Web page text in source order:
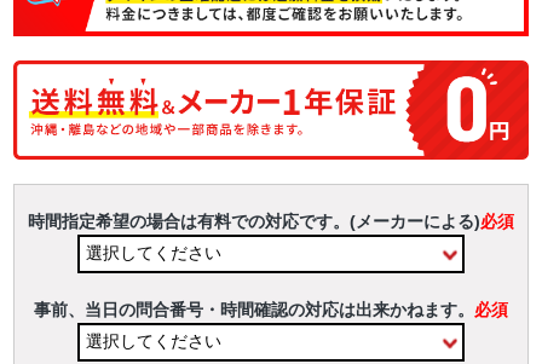
時間指定希望の場合は有料での対応です。(メーカーによる)必須
事前、当日の問合番号・時間確認の対応は出来かねます。 必須